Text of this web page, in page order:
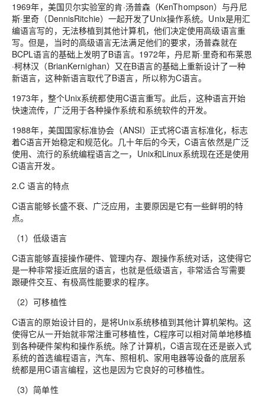
1969年，美国贝尔实验室的肯·汤普森（KenThompson）与丹尼
斯·里奇（DennisRitchie）一起开发了Unix操作系统。Unix是用汇
编语言写的，无法移植到其他计算机，他们决定使用高级语言重
写。但是，当时的高级语言无法满足他们的要求，汤普森就在
BCPL语言的基础上发明了B语言。1972年，丹尼斯·里奇和布莱恩
·柯林汉（BrianKernighan）又在B语言的基础上重新设计了一种
新语言，这种新语言取代了B语言，所以称为C语言。
1973年，整个Unix系统都使用C语言重写。此后，这种语言开始
快速流传，广泛用于各种操作系统和系统软件的开发。
1988年，美国国家标准协会（ANSI）正式将C语言标准化，标志
着C语言开始稳定和规范化。几十年后的今天，C语言依然是广泛
使用、流行的系统编程语言之一，Unix和Linux系统现在还是使用
C语言开发。
2.C 语言的特点
C语言能够长盛不衰、广泛应用，主要原因是它有一些鲜明的特
点。
（1）低级语言
C语言能够直接操作硬件、管理内存、跟操作系统对话，这使得它
是一种非常接近底层的语言，也就是低级语言，非常适合写需要
跟硬件交互、有极高性能要求的程序。
（2）可移植性
C语言的原始设计目的，是将Unix系统移植到其他计算机架构。这
使得它从一开始就非常注重可移植性，C程序可以相对简单地移植
到各种硬件架构和操作系统。除了计算机，C语言现在还是嵌入式
系统的首选编程语言，汽车、照相机、家用电器等设备的底层系
统都是用C语言编程，这也是因为它良好的可移植性。
（3）简单性